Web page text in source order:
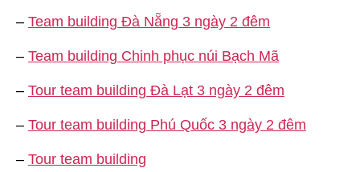
– Team building Đà Nẵng 3 ngày 2 đêm
– Team building Chinh phục núi Bạch Mã
– Tour team building Đà Lạt 3 ngày 2 đêm
– Tour team building Phú Quốc 3 ngày 2 đêm
– Tour team building